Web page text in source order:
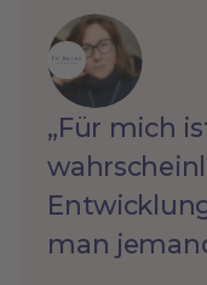
„Für mich
man